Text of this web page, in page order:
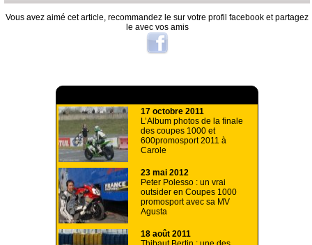
Vous avez aimé cet article, recommandez le sur votre profil facebook et partagez
le avec vos amis
17 octobre 2011
L’Album photos de la finale
des coupes 1000 et
600promosport 2011 à
Carole
23 mai 2012
Peter Polesso : un vrai
outsider en Coupes 1000
promosport avec sa MV
Agusta
18 août 2011